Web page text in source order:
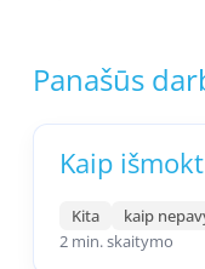
Panašūs
Kaip
Kita kaip
2 min. skaitymo